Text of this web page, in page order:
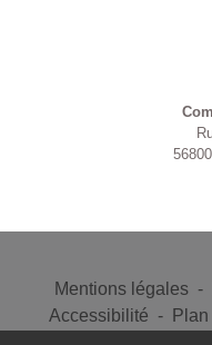
Mentions légales -
Accessibilité -